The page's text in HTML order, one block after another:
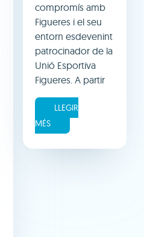
compromís amb
Figueres i el seu
entorn esdevenint
patrocinador de la
Unió Esportiva
Figueres. A partir
LLEGIR
MÉS